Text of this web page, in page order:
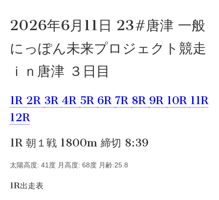
2026年6月11日 23#唐津 一般
にっぽん未来プロジェクト競走
ｉｎ唐津 ３日目
1R 2R 3R 4R 5R 6R 7R 8R 9R 10R 11R
12R
1R 朝１戦 1800m 締切 8:39
太陽高度: 41度 月高度: 68度 月齢:25.8
1R出走表